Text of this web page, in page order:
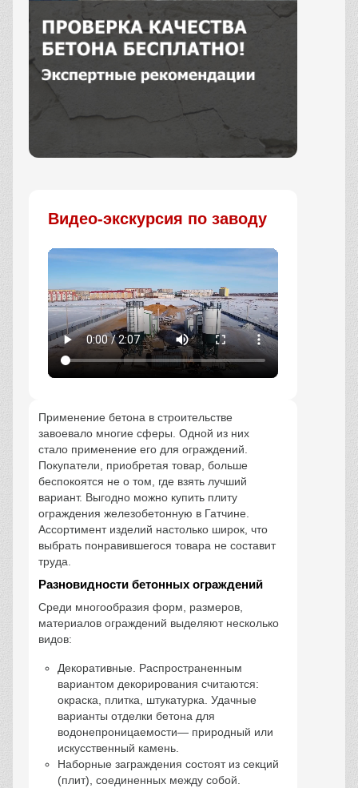
Видео-экскурсия по заводу
Применение бетона в строительстве
завоевало многие сферы. Одной из них
стало применение его для ограждений.
Покупатели, приобретая товар, больше
беспокоятся не о том, где взять лучший
вариант. Выгодно можно купить плиту
ограждения железобетонную в Гатчине.
Ассортимент изделий настолько широк, что
выбрать понравившегося товара не составит
труда.
Разновидности бетонных ограждений
Среди многообразия форм, размеров,
материалов ограждений выделяют несколько
видов:
Декоративные. Распространенным
вариантом декорирования считаются:
окраска, плитка, штукатурка. Удачные
варианты отделки бетона для
водонепроницаемости― природный или
искусственный камень.
Наборные заграждения состоят из секций
(плит), соединенных между собой.